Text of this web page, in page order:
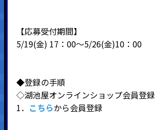
【応募受付期間】
5/19(金) 17：00～5/26(金)10：00
◆登録の手順
◇湖池屋オンラインショップ会員登録
1． こちらから会員登録